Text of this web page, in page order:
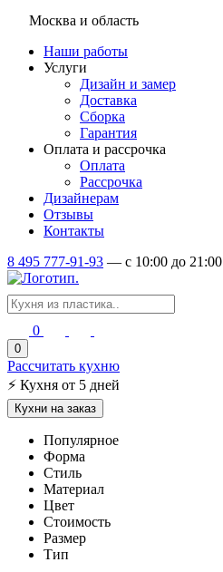
Москва и область
Наши работы
Услуги
Дизайн и замер
Доставка
Сборка
Гарантия
Оплата и рассрочка
Оплата
Рассрочка
Дизайнерам
Отзывы
Контакты
8 495 777-91-93 — c 10:00 до 21:00
0
0
Рассчитать кухню
⚡ Кухня от 5 дней
Кухни на заказ
Популярное
Форма
Стиль
Материал
Цвет
Стоимость
Размер
Тип